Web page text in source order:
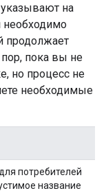
на
необходимо
продолжает
пока вы не
но процесс не
необходимые
потребителей
название